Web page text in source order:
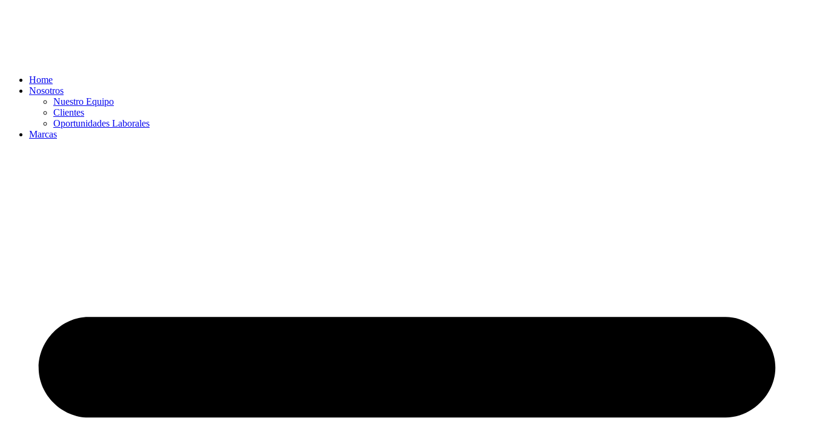
Home
Nosotros
Nuestro Equipo
Clientes
Oportunidades Laborales
Marcas